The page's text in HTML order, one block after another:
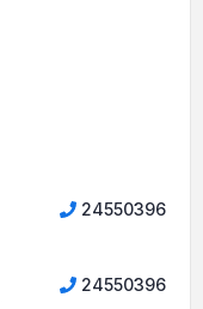
24550396
24550396